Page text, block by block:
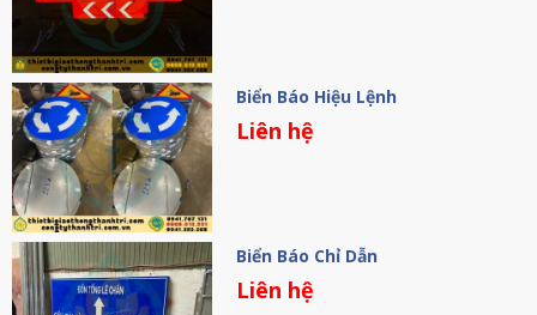
Biển Báo Hiệu Lệnh
Liên hệ
Biển Báo Chỉ Dẫn
Liên hệ